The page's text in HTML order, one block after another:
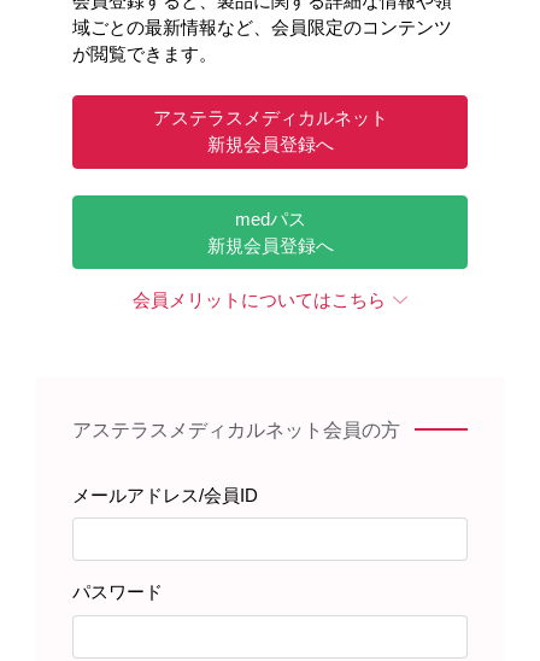
域ごとの最新情報など、会員限定のコンテンツ
が閲覧できます。
アステラスメディカルネット
新規会員登録へ
medパス
新規会員登録へ
会員メリットについてはこちら
アステラスメディカルネット会員の方
メールアドレス/会員ID
パスワード